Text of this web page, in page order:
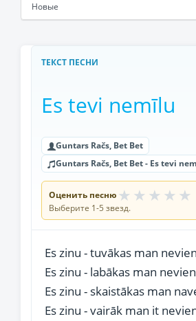
Новые
ТЕКСТ ПЕСНИ
Es tevi nemīlu
Guntars Račs, Bet Bet
Guntars Račs, Bet Bet - Es tevi
Оценить песню ★ ★ ★ ★ ★
Выберите 1-5 звезд.
Es zinu - tuvākas man
Es zinu - labākas man
Es zinu - skaistākas man
Es zinu - vairāk man it